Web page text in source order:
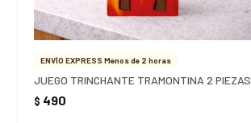
ENVÍO EXPRESS Menos de 2 horas
JUEGO TRINCHANTE TRAMONTINA 2 PIEZAS
$ 490